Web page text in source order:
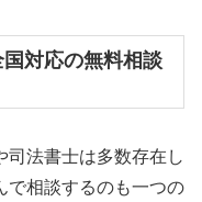
対応の無料相談
司法書士は多数存在し
で相談するのも一つの